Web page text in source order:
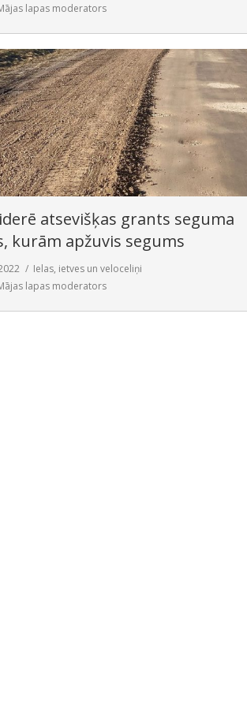
lapas moderators
atsevišķas grants seguma
kurām apžuvis segums
Ielas, ietves un veloceliņi
lapas moderators